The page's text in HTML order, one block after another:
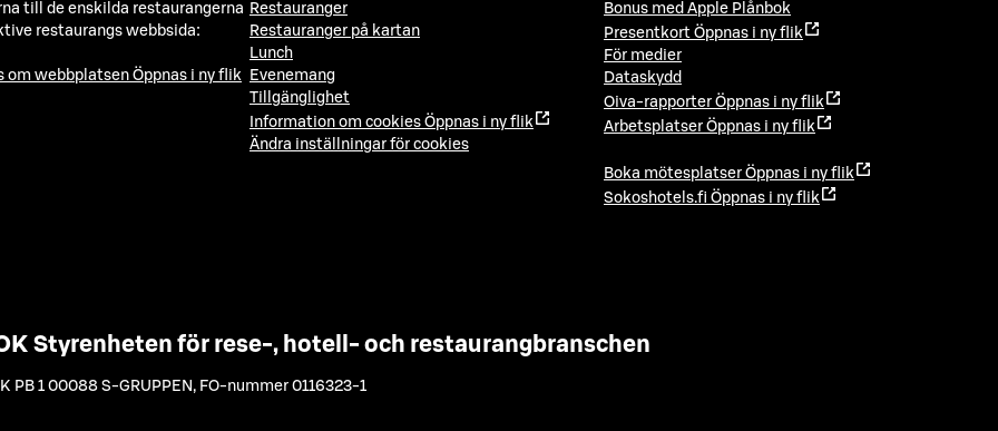
till de enskilda restaurangerna
restaurangs webbsida:
om webbplatsen Öppnas i ny flik
Restauranger
Restauranger på kartan
Lunch
Evenemang
Tillgänglighet
Information om cookies Öppnas i ny flik
Ändra inställningar för cookies
Bonus med Apple Plånbok
Presentkort Öppnas i ny flik
För medier
Dataskydd
Oiva-rapporter Öppnas i ny flik
Arbetsplatser Öppnas i ny flik
Boka mötesplatser Öppnas i ny flik
Sokoshotels.fi Öppnas i ny flik
Styrenheten för rese-, hotell- och restaurangbranschen
PB 1 00088 S-GRUPPEN , FO-nummer 0116323-1